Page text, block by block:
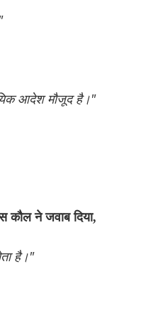
आदेश मौजूद है।"
ने जवाब दिया,
है।"